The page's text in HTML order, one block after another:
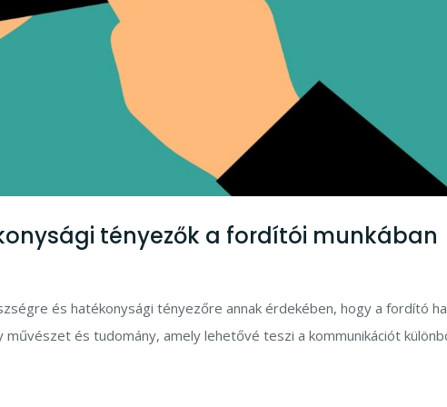
tényezők a fordítói munkában
és hatékonysági tényezőre annak érdekében, hogy a fordító
és tudomány, amely lehetővé teszi a kommunikációt